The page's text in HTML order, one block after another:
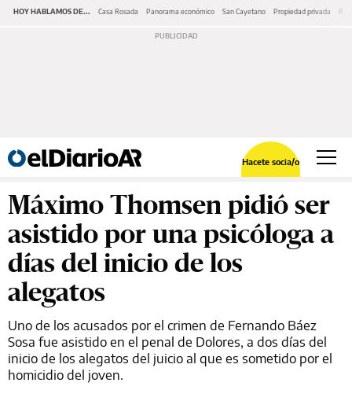
HOY HABLAMOS DE... Casa Rosada Panorama económico San Cayetano Propiedad privada
Hacete socia/o
Máximo Thomsen pidió ser
asistido por una psicóloga a
días del inicio de los
alegatos
Uno de los acusados por el crimen de Fernando Báez
Sosa fue asistido en el penal de Dolores, a dos días del
inicio de los alegatos del juicio al que es sometido por el
homicidio del joven.